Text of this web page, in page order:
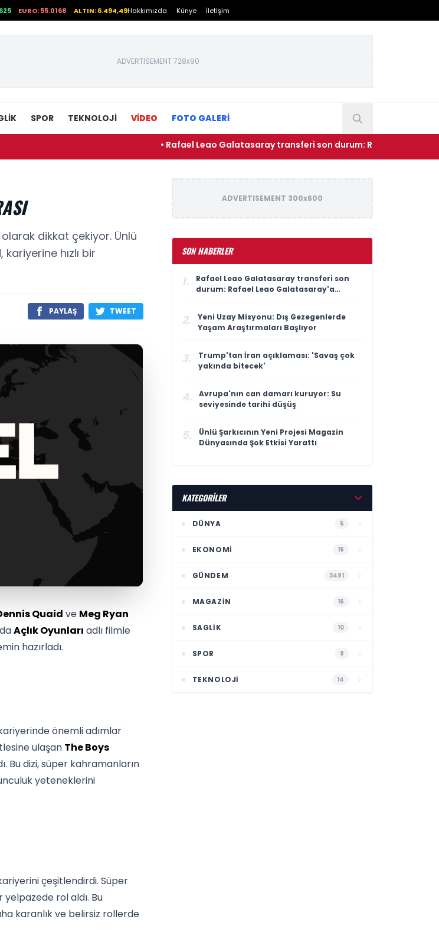
EURO: 55.0168 ALTIN: 6.494,49Hakkımızda Künye İletişim
ADVERTISEMENT 728x90
SPOR TEKNOLOJI VİDEO FOTO GALERİ
• Rafael Leao Galatasaray transferi son durum: Rafael Leao
dikkat çekiyor. Ünlü
hızlı bir
PAYLAŞ TWEET
Quaid ve Meg Ryan
Açlık Oyunları adlı filmle
hazırladı.
önemli adımlar
ulaşan The Boys
Bu dizi, süper kahramanların
yeteneklerini
çeşitlendirdi. Süper
rol aldı. Bu
karanlık ve belirsiz rollerde
ADVERTISEMENT 300x600
SON HABERLER
1.
Rafael Leao Galatasaray transferi son
durum: Rafael Leao Galatasaray'a
2.
Yeni Uzay Misyonu: Dış Gezegenlerde
Yaşam Araştırmaları Başlıyor
3.
Trump'tan İran açıklaması: 'Savaş çok
yakında bitecek'
4.
Avrupa'nın can damarı kuruyor: Su
seviyesinde tarihi düşüş
5.
Ünlü Şarkıcının Yeni Projesi Magazin
Dünyasında Şok Etkisi Yarattı
KATEGORİLER
DÜNYA 5
EKONOMI 16
GÜNDEM 3491
MAGAZIN 16
SAGLIK 10
SPOR 9
TEKNOLOJI 14